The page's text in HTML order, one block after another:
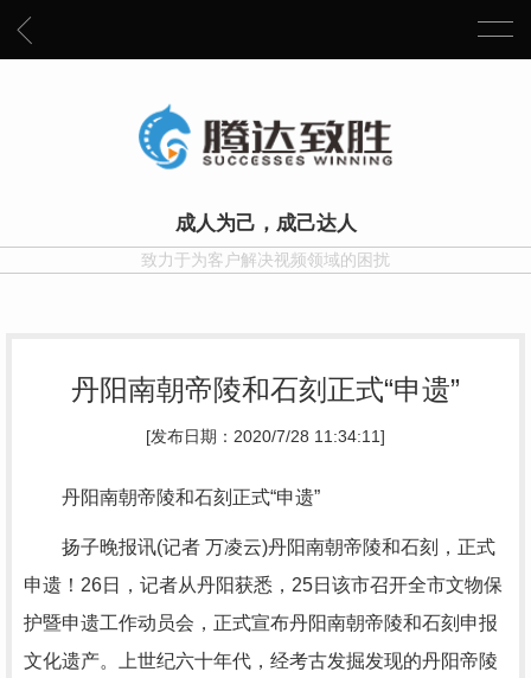
成人为己，成己达人
致力于为客户解决视频领域的困扰
丹阳南朝帝陵和石刻正式“申遗”
[发布日期：2020/7/28 11:34:11]
丹阳南朝帝陵和石刻正式“申遗”
扬子晚报讯(记者 万凌云)丹阳南朝帝陵和石刻，正式
申遗！26日，记者从丹阳获悉，25日该市召开全市文物保
护暨申遗工作动员会，正式宣布丹阳南朝帝陵和石刻申报
文化遗产。上世纪六十年代，经考古发掘发现的丹阳帝陵